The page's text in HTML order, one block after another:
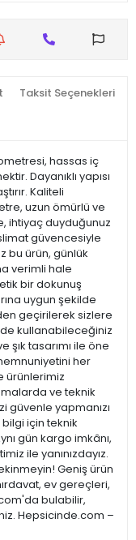
Taksit Seçenekleri
hassas iç
Dayanıklı yapısı
Kaliteli
uzun ömürlü ve
ihtiyaç duyduğunuz
güvencesiyle
bu ürün, günlük
verimli hale
bir dokunuş
uygun şekilde
geçirilerek sizlere
kullanabileceğiniz
şık tasarımı ile öne
her
ürünlerimiz
ve teknik
güvenle yapmanızı
için teknik
gün kargo imkânı,
ile yanınızdayız.
Geniş ürün
ev gereçleri,
bulabilir,
Hepsicinde.com –